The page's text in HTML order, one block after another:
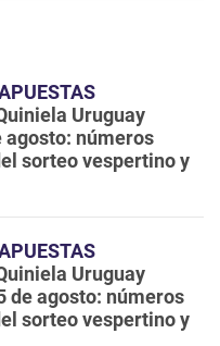
Uruguay
agosto: números
sorteo vespertino y
Uruguay
de agosto: números
sorteo vespertino y